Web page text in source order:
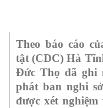
Theo báo cáo
tật (CDC) Hà
Đức Thọ đã ghi
phát ban nghi
được xét